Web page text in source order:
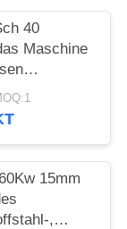
40
Maschine
bildet
15mm
,